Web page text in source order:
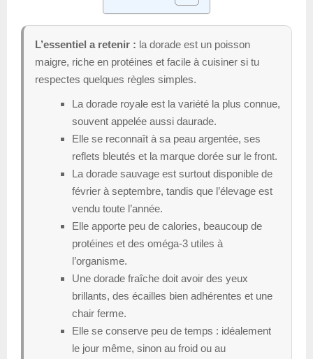
L’essentiel a retenir : la dorade est un poisson
maigre, riche en protéines et facile à cuisiner si tu
respectes quelques règles simples.
La dorade royale est la variété la plus connue,
souvent appelée aussi daurade.
Elle se reconnaît à sa peau argentée, ses
reflets bleutés et la marque dorée sur le front.
La dorade sauvage est surtout disponible de
février à septembre, tandis que l’élevage est
vendu toute l’année.
Elle apporte peu de calories, beaucoup de
protéines et des oméga-3 utiles à
l’organisme.
Une dorade fraîche doit avoir des yeux
brillants, des écailles bien adhérentes et une
chair ferme.
Elle se conserve peu de temps : idéalement
le jour même, sinon au froid ou au